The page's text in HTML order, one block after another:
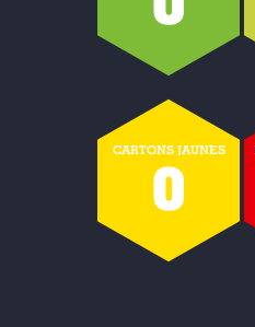
CARTONS JAUNES
0